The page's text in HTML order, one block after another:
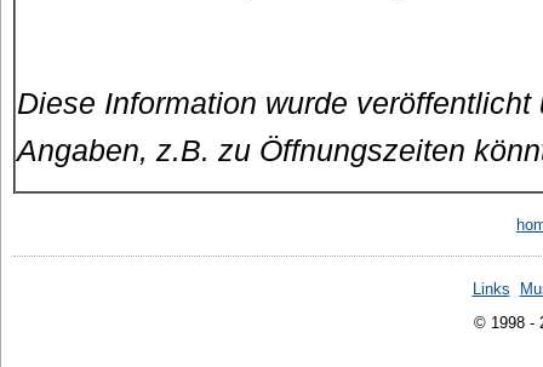
Diese Information wurde
Angaben, z.B. zu Öffnungszeiten
Links
© 1998 -